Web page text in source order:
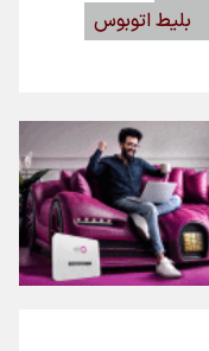
بلیط اتوبوس